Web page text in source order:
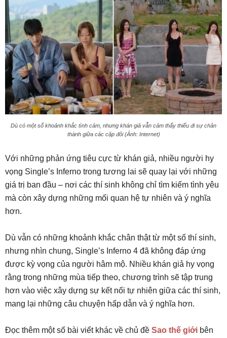
Dù có một số khoảnh khắc tình cảm, nhưng khán giả vẫn cảm thấy thiếu đi sự chân
thành giữa các cặp đôi (Ảnh: Internet)
Với những phản ứng tiêu cực từ khán giả, nhiều người hy
vọng Single’s Inferno trong tương lai sẽ quay lại với những
giá trị ban đầu – nơi các thí sinh không chỉ tìm kiếm tình yêu
mà còn xây dựng những mối quan hệ tự nhiên và ý nghĩa
hơn.
Dù vẫn có những khoảnh khắc chân thật từ một số thí sinh,
nhưng nhìn chung, Single’s Inferno 4 đã không đáp ứng
được kỳ vọng của người hâm mộ. Nhiều khán giả hy vọng
rằng trong những mùa tiếp theo, chương trình sẽ tập trung
hơn vào việc xây dựng sự kết nối tự nhiên giữa các thí sinh,
mang lại những câu chuyện hấp dẫn và ý nghĩa hơn.
Đọc thêm một số bài viết khác về chủ đề Sao thế giới bên